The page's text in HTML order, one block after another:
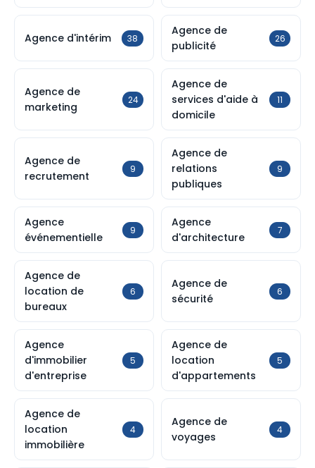
Agence d'intérim 38
Agence de
publicité
26
Agence de
marketing
24
Agence de
services d'aide à
domicile
11
Agence de
recrutement
9
Agence de
relations
publiques
9
Agence
événementielle
9
Agence
d'architecture
7
Agence de
location de
bureaux
6
Agence de
sécurité
6
Agence
d'immobilier
d'entreprise
5
Agence de
location
d'appartements
5
Agence de
location
immobilière
4
Agence de
voyages
4